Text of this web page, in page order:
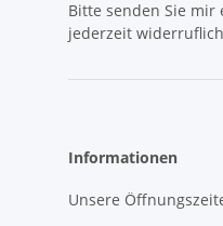
Bitte senden Sie
jederzeit
Informationen
Unsere